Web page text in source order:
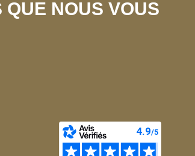
NOUS VOUS